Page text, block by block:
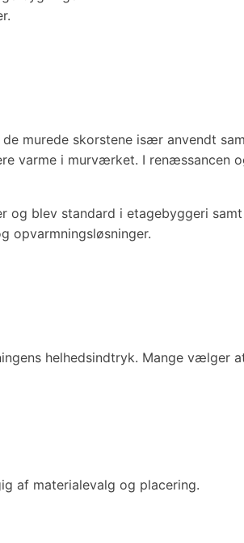
murede skorstene især anvendt
varme i murværket. I renæssancen
blev standard i etagebyggeri samt
opvarmningsløsninger.
helhedsindtryk. Mange vælger
af materialevalg og placering.